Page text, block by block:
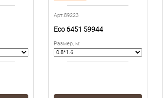
Арт.89223
Eco 6451 59944
Размер, м: